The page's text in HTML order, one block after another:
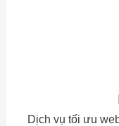
Dịch vụ tối ưu